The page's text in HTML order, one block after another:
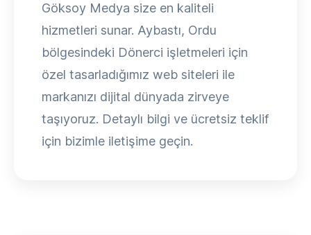
Göksoy Medya size en kaliteli
hizmetleri sunar. Aybastı, Ordu
bölgesindeki Dönerci işletmeleri için
özel tasarladığımız web siteleri ile
markanızı dijital dünyada zirveye
taşıyoruz. Detaylı bilgi ve ücretsiz teklif
için bizimle iletişime geçin.